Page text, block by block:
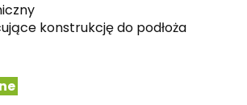
konstrukcję do podłoża